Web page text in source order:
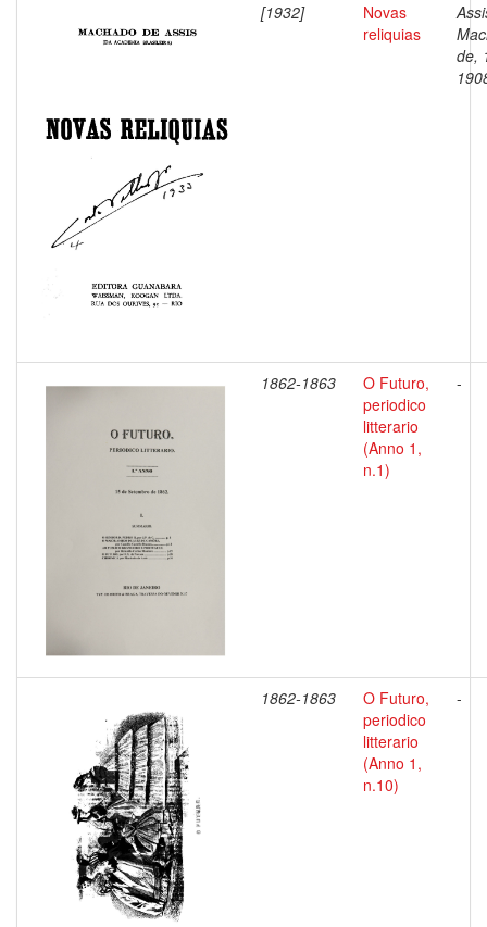
[1932]
Novas
reliquias
de,
1862-1863
O Futuro,
periodico
litterario
(Anno 1,
n.1)
-
1862-1863
O Futuro,
periodico
litterario
(Anno 1,
n.10)
-